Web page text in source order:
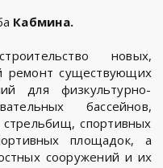
Кабмина.
новых,
ремонт существующих
для физкультурно-
бассейнов,
спортивных
площадок, а
сооружений и их